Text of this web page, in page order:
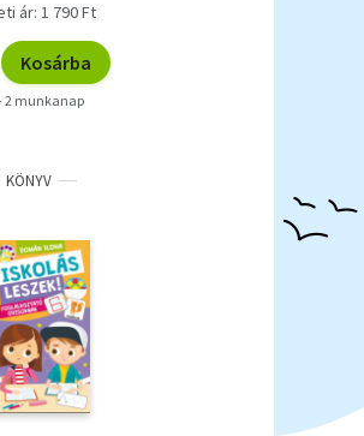
ár: 1 790 Ft
Kosárba
2 munkanap
KÖNYV